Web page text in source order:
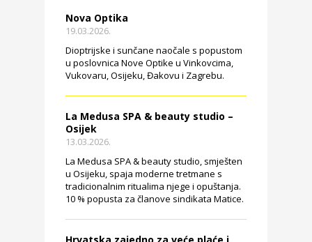
Nova Optika
19.03.2026.
Dioptrijske i sunčane naočale s popustom
u poslovnica Nove Optike u Vinkovcima,
Vukovaru, Osijeku, Đakovu i Zagrebu.
La Medusa SPA & beauty studio –
Osijek
13.03.2026.
La Medusa SPA & beauty studio, smješten
u Osijeku, spaja moderne tretmane s
tradicionalnim ritualima njege i opuštanja.
10 % popusta za članove sindikata Matice.